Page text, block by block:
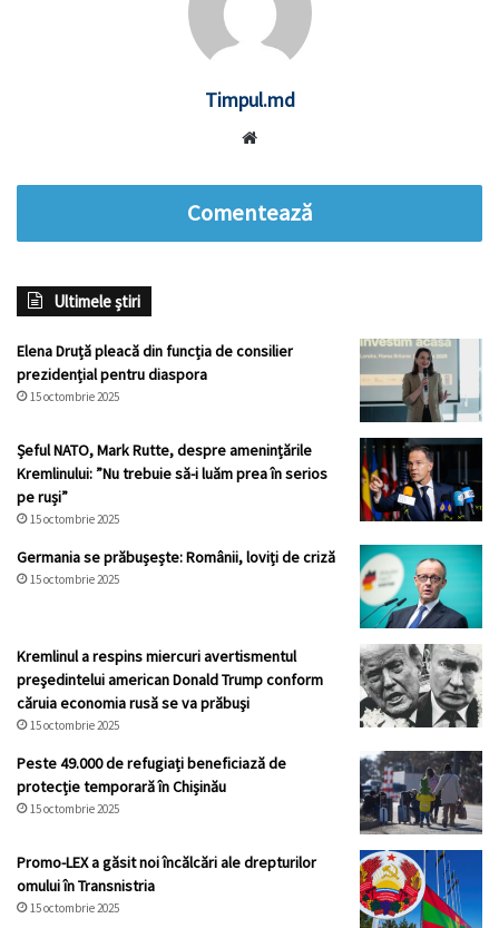
Timpul.md
Comentează
Ultimele știri
Elena Druță pleacă din funcția de consilier
prezidențial pentru diaspora
15 octombrie 2025
Șeful NATO, Mark Rutte, despre amenințările
Kremlinului: ”Nu trebuie să-i luăm prea în serios
pe ruși”
15 octombrie 2025
Germania se prăbușește: Românii, loviți de criză
15 octombrie 2025
Kremlinul a respins miercuri avertismentul
preşedintelui american Donald Trump conform
căruia economia rusă se va prăbuşi
15 octombrie 2025
Peste 49.000 de refugiați beneficiază de
protecție temporară în Chișinău
15 octombrie 2025
Promo-LEX a găsit noi încălcări ale drepturilor
omului în Transnistria
15 octombrie 2025